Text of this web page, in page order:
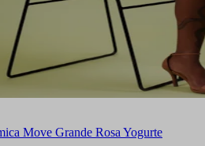
Move Grande Rosa Yogurte